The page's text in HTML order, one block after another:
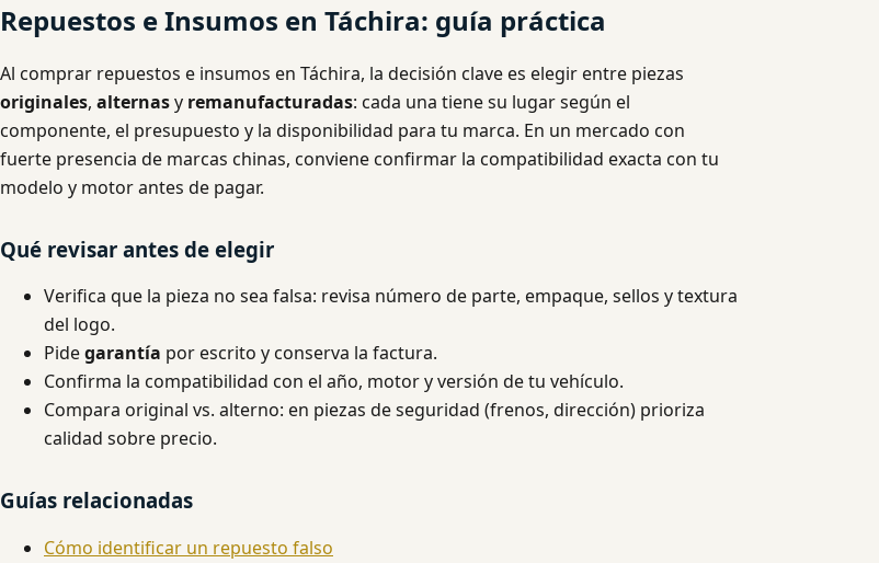
Repuestos e Insumos en Táchira: guía práctica
Al comprar repuestos e insumos en Táchira, la decisión clave es elegir entre piezas
originales, alternasy remanufacturadas: cada una tiene su lugar según el
componente, el presupuesto y la disponibilidad para tu marca. En un mercado con
fuerte presencia de marcas chinas, conviene confirmar la compatibilidad exacta con tu
modelo y motor antes de pagar.
Qué revisar antes de elegir
Verifica que la pieza no sea falsa: revisa número de parte, empaque, sellos y textura
del logo.
Pidegarantía por escrito y conserva la factura.
Confirma la compatibilidad con el año, motor y versión de tu vehículo.
Compara original vs. alterno: en piezas de seguridad (frenos, dirección) prioriza
calidad sobre precio.
Guías relacionadas
Cómo identificar un repuesto falso